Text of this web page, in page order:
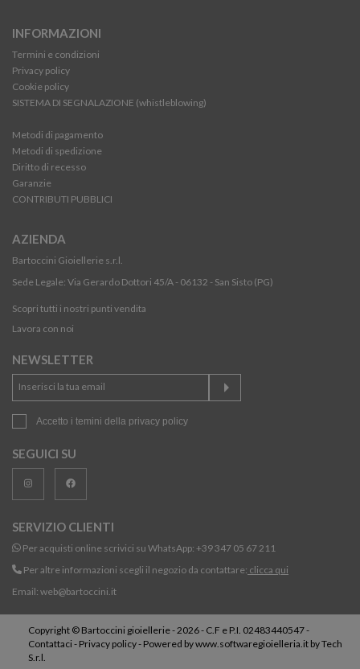
INFORMAZIONI
Termini e condizioni
Privacy policy
Cookie policy
SISTEMA DI SEGNALAZIONE (whistleblowing)
Metodi di pagamento
Metodi di spedizione
Diritto di recesso
Garanzie
CONTRIBUTI PUBBLICI
AZIENDA
Bartoccini Gioiellerie s.r.l.
Sede Legale: Via Gerardo Dottori 45/A - 06132 - San Sisto (PG)
Scopri tutti i nostri punti vendita
Lavora con noi
NEWSLETTER
Accetto i temini della privacy policy
SEGUICI SU
SERVIZIO CLIENTI
Per acquisti online scrivici su WhatsApp: +39 347 05 67 211
Per altre informazioni scegli il negozio da contattare: clicca qui
Email: web@bartoccini.it
Copyright © Bartoccini gioiellerie - 2026 - C.F e P.I. 02483440547 -
Contattaci - Privacy policy- Powered bywww.softwaregioielleria.it byTech
S.r.l.